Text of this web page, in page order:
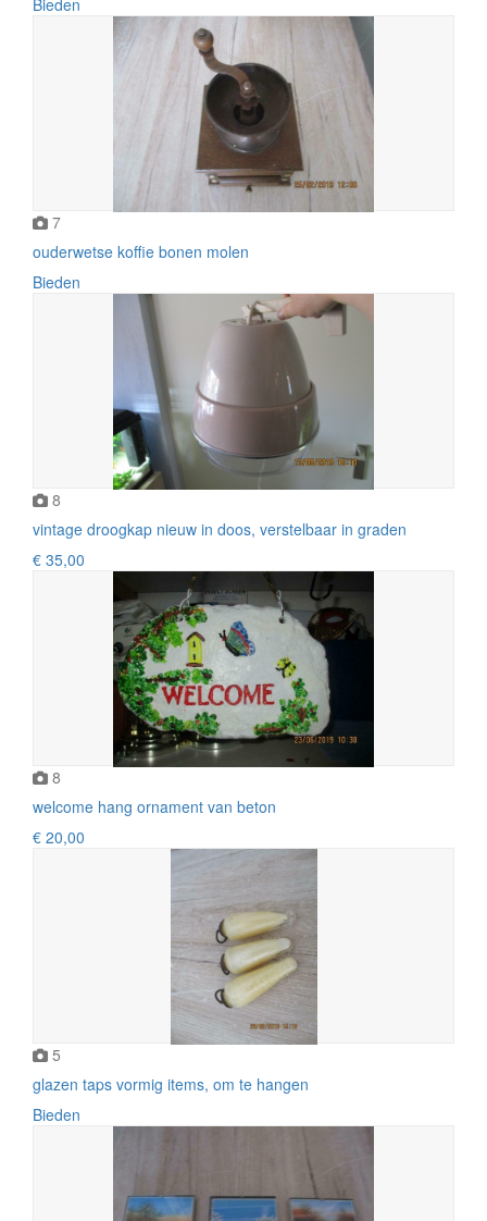
7
ouderwetse koffie bonen molen
Bieden
8
vintage droogkap nieuw in doos, verstelbaar in graden
€ 35,00
8
welcome hang ornament van beton
€ 20,00
5
glazen taps vormig items, om te hangen
Bieden